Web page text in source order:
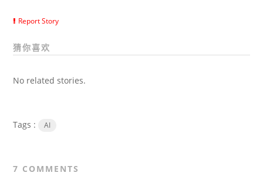
Report Story
猜你喜欢
No related stories.
Tags : AI
7 COMMENTS